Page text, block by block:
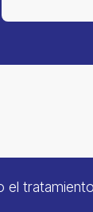
el